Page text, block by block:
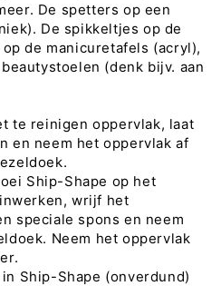
De spetters op een
De spikkeltjes op de
de manicuretafels (acryl),
(denk bijv. aan
te reinigen oppervlak, laat
en neem het oppervlak af
Ship-Shape op het
wrijf het
speciale spons en neem
Neem het oppervlak
Ship-Shape (onverdund)